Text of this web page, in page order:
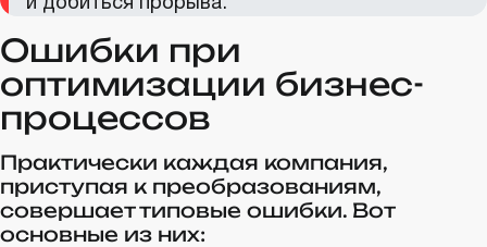
Ошибки при
оптимизации бизнес-
процессов
Практически каждая компания,
приступая к преобразованиям,
совершает типовые ошибки. Вот
основные из них: